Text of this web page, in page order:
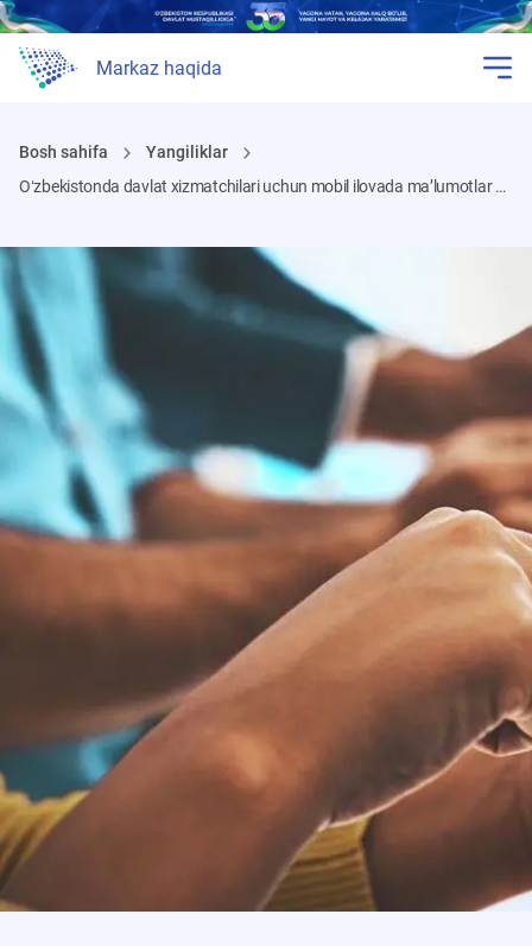
Markaz haqida
Bosh sahifa
Yangiliklar
Oʻzbekistonda davlat xizmatchilari uchun mobil ilovada maʼlumotlar bazasi yaratiladi